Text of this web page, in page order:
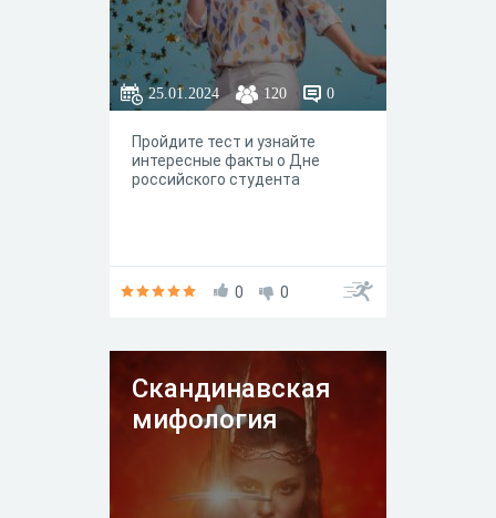
25.01.2024 120 0
Пройдите тест и узнайте
интересные факты о Дне
российского студента
0 0
Скандинавская
мифология